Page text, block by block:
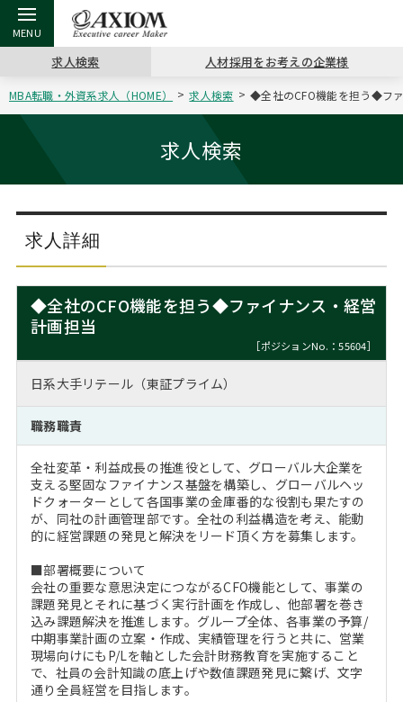
戻る
アクシアムの特長
戻る
コンサ
サービス案内
戻る
キャリ
コンサルタントの紹介
戻る
キャリア支援 TOP
キャリアデザイン講座
（最新求人市場動向）
戻る
MBAの
ステージ別アドバイス
MBAの転職事例
MBA留学生数の推移
戻る
日本か
インターン受入企業一覧
MBAを生かす求人特集
年齢と年収の相関図
戻る
転職ツール TOP
英文レジュメの書き方
戻る
パワー
職務経歴書の書き方
よくある面接Q&A集
戻る
転職コラム TOP
“展”職相談室
転職市場の明日をよめ
転職成功への4つの鍵
戻る
イベント・セミナー TOP
ジョブフェア
キャリアデザインセミナー
キャリアフォーラム
MBA NETWORKING
戻る
会社概要 TOP
沿革
主なクライアント
採用情報
求人検索 人材採用をお考えの企業様
MBA転職・外資系求人（HOME） 求人検索 ◆全社のCFO機能を担う◆フ
求人検索
求人詳細
◆全社のCFO機能を担う◆ファイナンス・経営
計画担当
［ポジションNo.：55604］
日系大手リテール（東証プライム）
職務職責
全社変革・利益成長の推進役として、グローバル大企業を
支える堅固なファイナンス基盤を構築し、グローバルヘッ
ドクォーターとして各国事業の金庫番的な役割も果たすの
が、同社の計画管理部です。全社の利益構造を考え、能動
的に経営課題の発見と解決をリード頂く方を募集します。
■部署概要について
会社の重要な意思決定につながるCFO機能として、事業の
課題発見とそれに基づく実行計画を作成し、他部署を巻き
込み課題解決を推進します。グループ全体、各事業の予算/
中期事業計画の立案・作成、実績管理を行うと共に、営業
現場向けにもP/Lを軸とした会計財務教育を実施すること
で、社員の会計知識の底上げや数値課題発見に繋げ、文字
通り全員経営を目指します。